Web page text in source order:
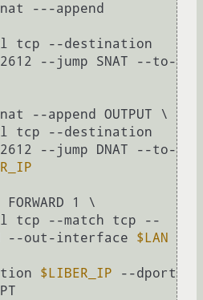
---append
--jump SNAT --to-
--append OUTPUT \
--jump DNAT --to-
1 \
--out-interface $LAN
$LIBER_IP --dport